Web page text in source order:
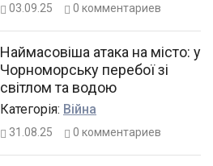
03.09.25 0 комментариев
Наймасовіша атака на місто: у
Чорноморську перебої зі
світлом та водою
Категорiя: Війна
31.08.25 0 комментариев